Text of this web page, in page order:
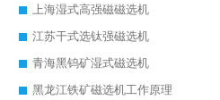
上海湿式高强磁磁选机
江苏干式选钛强磁选机
青海黑钨矿湿式磁选机
黑龙江铁矿磁选机工作原理